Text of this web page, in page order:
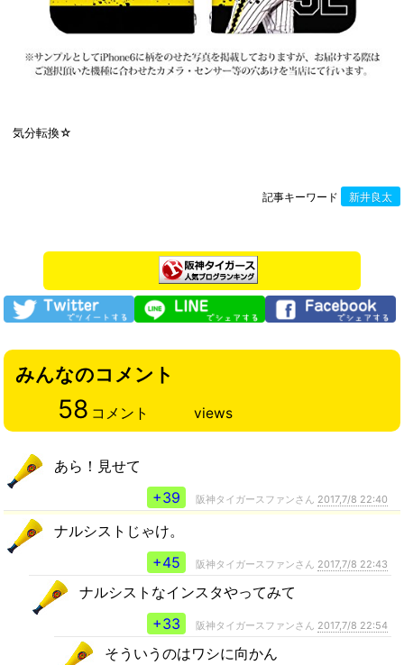
気分転換☆
記事キーワード 新井良太
みんなのコメント
58 コメント views
あら！見せて
+39
阪神タイガースファンさん 2017,7/8 22:40
ナルシストじゃけ。
+45
阪神タイガースファンさん 2017,7/8 22:43
ナルシストなインスタやってみて
+33
阪神タイガースファンさん 2017,7/8 22:54
そういうのはワシに向かん